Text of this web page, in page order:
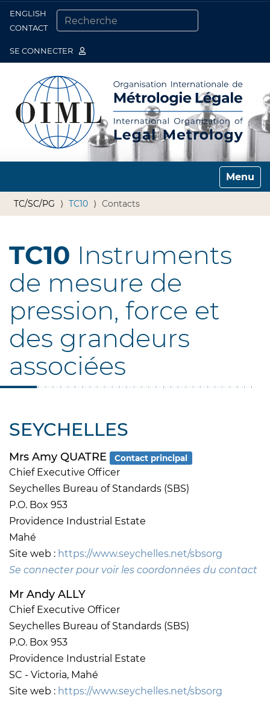
ENGLISH
CONTACT
SE CONNECTER
Toggle
TC/SC/PG TC10 Contacts
TC10 Instruments
de mesure de
pression, force et
des grandeurs
associées
SEYCHELLES
Mrs Amy QUATRE Contact principal
Chief Executive Officer
Seychelles Bureau of Standards (SBS)
P.O. Box 953
Providence Industrial Estate
Mahé
Site web : https://www.seychelles.net/sbsorg
Se connecter pour voir les coordonnées du contact
Mr Andy ALLY
Chief Executive Officer
Seychelles Bureau of Standards (SBS)
P.O. Box 953
Providence Industrial Estate
SC - Victoria, Mahé
Site web : https://www.seychelles.net/sbsorg